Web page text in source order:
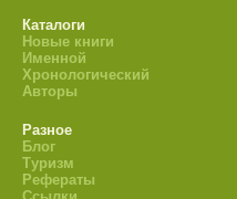
Каталоги
Новые книги
Именной
Хронологический
Авторы
Разное
Блог
Туризм
Рефераты